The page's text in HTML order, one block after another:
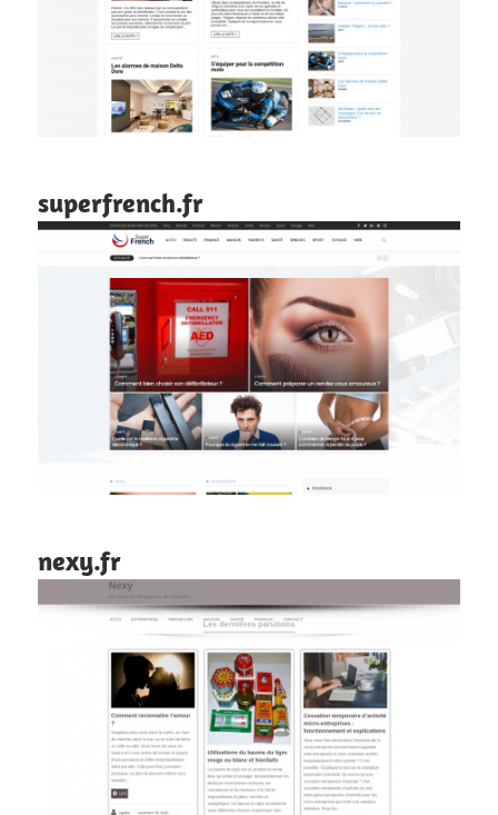
superfrench.fr
nexy.fr